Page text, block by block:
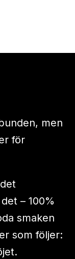
men
för
– 100%
smaken
som följer: